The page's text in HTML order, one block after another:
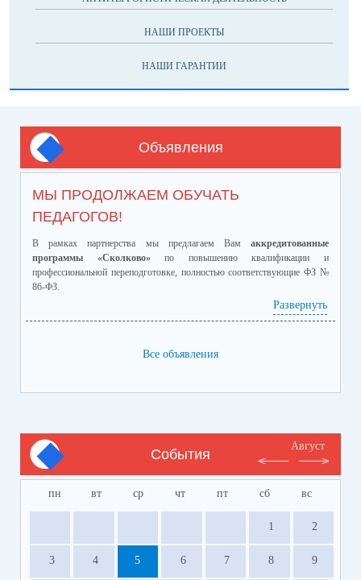
НАШИ ПРОЕКТЫ
НАШИ ГАРАНТИИ
Объявления
МЫ ПРОДОЛЖАЕМ ОБУЧАТЬ
ПЕДАГОГОВ!
В рамках партнерства мы предлагаем Вам аккредитованные
программы «Сколково»по повышению квалификации и
профессиональной переподготовке, полностью соответствующие ФЗ №
86-ФЗ.
Ознакомиться с программами и ценами можно в
приложенном файле.
Развернуть
Все объявления
События
Август
пн вт ср чт пт сб вс
1 2
3 4 5 6 7 8 9